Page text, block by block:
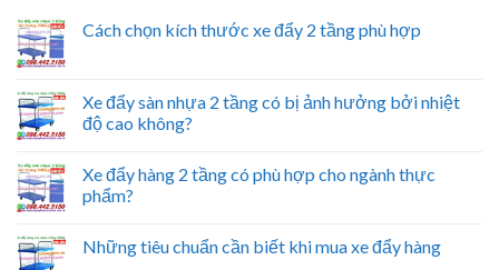
Cách chọn kích thước xe đẩy 2 tầng phù hợp
Xe đẩy sàn nhựa 2 tầng có bị ảnh hưởng bởi nhiệt
độ cao không?
Xe đẩy hàng 2 tầng có phù hợp cho ngành thực
phẩm?
Những tiêu chuẩn cần biết khi mua xe đẩy hàng